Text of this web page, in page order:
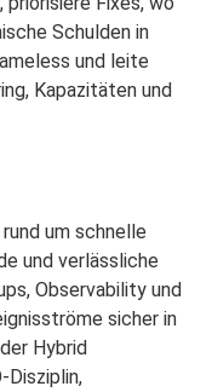
Schulden in
und leite
Kapazitäten und
rund um schnelle
und verlässliche
Observability und
sicher in
Hybrid